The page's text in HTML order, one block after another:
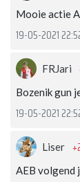
Mooie actie
19-05-2021
FRJari
Bozenik gun
19-05-2021
Liser
AEB volgend